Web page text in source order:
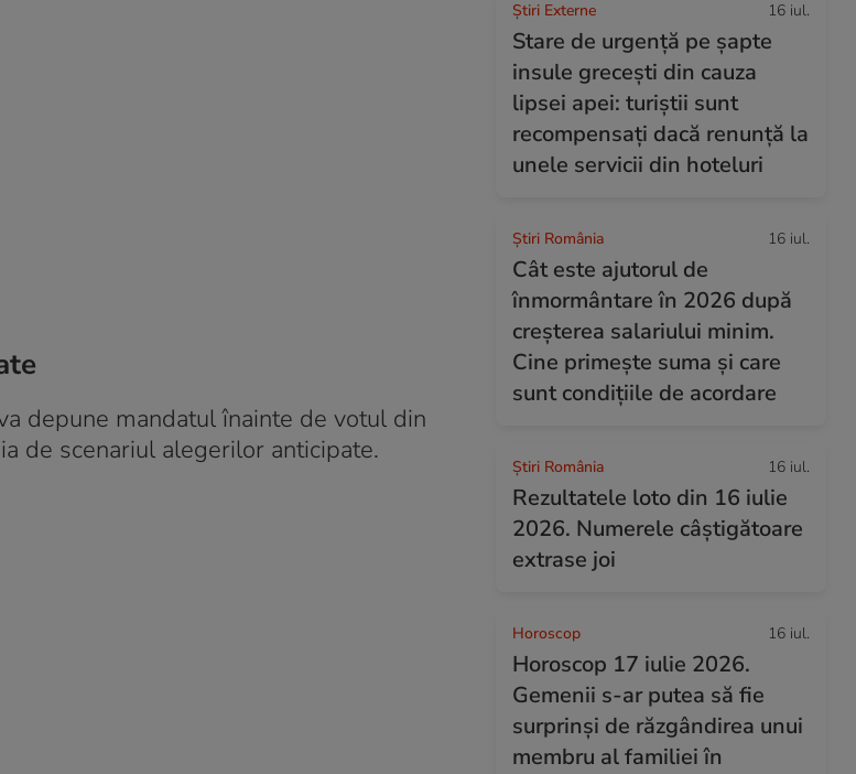
depune mandatul înainte de votul din
de scenariul alegerilor anticipate.
Știri Externe 16 iul.
Stare de urgență pe șapte
insule grecești din cauza
lipsei apei: turiștii sunt
recompensați dacă renunță la
unele servicii din hoteluri
Știri România 16 iul.
Cât este ajutorul de
înmormântare în 2026 după
creșterea salariului minim.
Cine primește suma și care
sunt condițiile de acordare
Știri România 16 iul.
Rezultatele loto din 16 iulie
2026. Numerele câștigătoare
extrase joi
Horoscop 16 iul.
Horoscop 17 iulie 2026.
Gemenii s-ar putea să fie
surprinși de răzgândirea unui
membru al familiei în